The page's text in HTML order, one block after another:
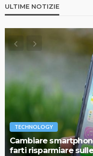
ULTIME NOTIZIE
TECHNOLOGY
Cambiare
farti risparmiare